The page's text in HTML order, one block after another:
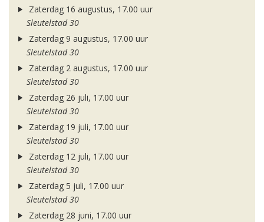
Zaterdag 16 augustus, 17.00 uur
Sleutelstad 30
Zaterdag 9 augustus, 17.00 uur
Sleutelstad 30
Zaterdag 2 augustus, 17.00 uur
Sleutelstad 30
Zaterdag 26 juli, 17.00 uur
Sleutelstad 30
Zaterdag 19 juli, 17.00 uur
Sleutelstad 30
Zaterdag 12 juli, 17.00 uur
Sleutelstad 30
Zaterdag 5 juli, 17.00 uur
Sleutelstad 30
Zaterdag 28 juni, 17.00 uur